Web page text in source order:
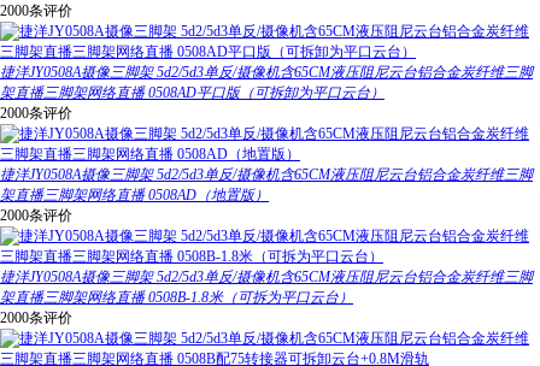
2000条评价
捷洋JY0508A摄像三脚架 5d2/5d3单反/摄像机含65CM液压阻尼云台铝合金炭纤维三脚
架直播三脚架网络直播 0508AD平口版（可拆卸为平口云台）
2000条评价
捷洋JY0508A摄像三脚架 5d2/5d3单反/摄像机含65CM液压阻尼云台铝合金炭纤维三脚
架直播三脚架网络直播 0508AD（地置版）
2000条评价
捷洋JY0508A摄像三脚架 5d2/5d3单反/摄像机含65CM液压阻尼云台铝合金炭纤维三脚
架直播三脚架网络直播 0508B-1.8米（可拆为平口云台）
2000条评价